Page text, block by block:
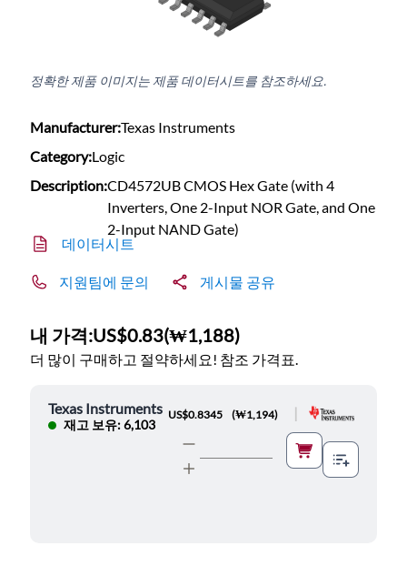
정확한 제품 이미지는 제품 데이터시트를 참조하세요.
Manufacturer:Texas Instruments
Category:Logic
Description:CD4572UB CMOS Hex Gate (with 4
Inverters, One 2-Input NOR Gate, and One
2-Input NAND Gate)
데이터시트
지원팀에 문의 게시물 공유
내 가격:US$0.83(₩1,188)
더 많이 구매하고 절약하세요! 참조 가격표.
Texas Instruments
재고 보유: 6,103
US$0.8345 (₩1,194)